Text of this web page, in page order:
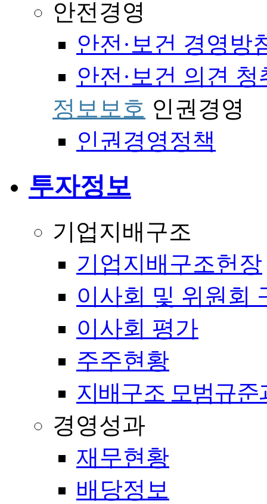
안전경영
안전·보건 경영방
안전·보건 의견 청
정보보호 인권경영
인권경영정책
투자정보
기업지배구조
기업지배구조헌장
이사회 및 위원회
이사회 평가
주주현황
지배구조 모범규준
경영성과
재무현황
배당정보